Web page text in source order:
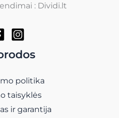
: Dividi.lt
politika
taisyklės
ir garantija